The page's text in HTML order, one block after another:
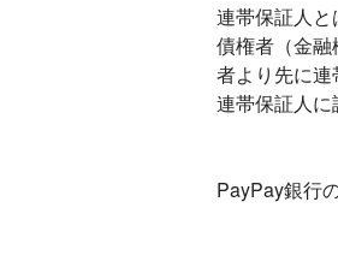
連帯保証人と
債権者（金
者より先に連
連帯保証人に
PayPay銀行